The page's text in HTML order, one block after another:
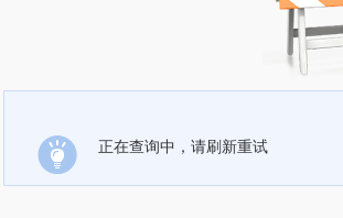
正在查询中，请刷新重试